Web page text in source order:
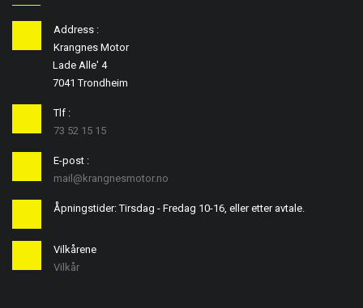
Address :
Krangnes Motor
Lade Alle' 4
7041 Trondheim
Tlf :
73 52 15 15
E-post :
mail@krangnesmotor.no
Åpningstider: Tirsdag - Fredag 10-16, eller etter avtale.
Vilkårene
Vilkår